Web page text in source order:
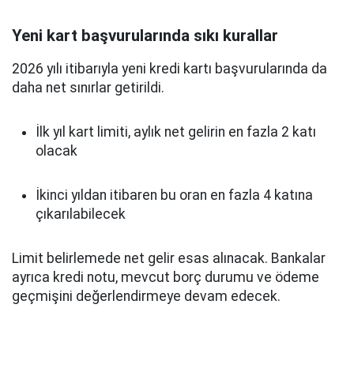
Yeni kart başvurularında sıkı kurallar
2026 yılı itibarıyla yeni kredi kartı başvurularında da
daha net sınırlar getirildi.
İlk yıl kart limiti, aylık net gelirin en fazla 2 katı
olacak
İkinci yıldan itibaren bu oran en fazla 4 katına
çıkarılabilecek
Limit belirlemede net gelir esas alınacak. Bankalar
ayrıca kredi notu, mevcut borç durumu ve ödeme
geçmişini değerlendirmeye devam edecek.